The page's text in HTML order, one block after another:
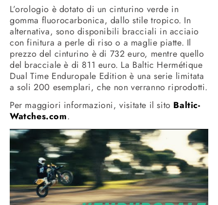
L’orologio è dotato di un cinturino verde in
gomma fluorocarbonica, dallo stile tropico. In
alternativa, sono disponibili bracciali in acciaio
con finitura a perle di riso o a maglie piatte. Il
prezzo del cinturino è di 732 euro, mentre quello
del bracciale è di 811 euro. La Baltic Hermétique
Dual Time Enduropale Edition è una serie limitata
a soli 200 esemplari, che non verranno riprodotti.
Per maggiori informazioni, visitate il sito Baltic-
Watches.com.